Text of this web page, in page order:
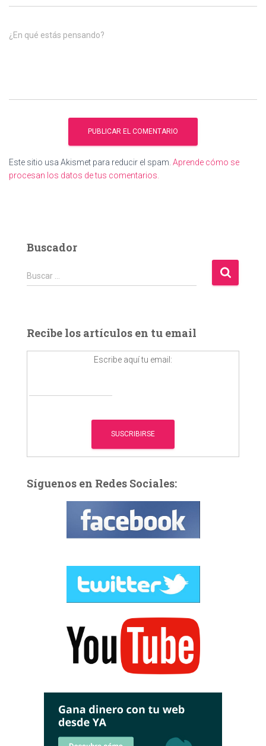
¿En qué estás pensando?
Este sitio usa Akismet para reducir el spam. Aprende cómo se
procesan los datos de tus comentarios.
Buscador
B
u
r
:
Buscar …
Recibe los artículos en tu email
Escribe aquí tu email:
Síguenos en Redes Sociales: